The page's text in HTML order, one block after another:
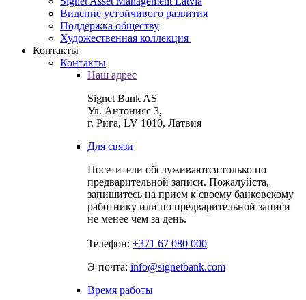
Видение устойчивого развития
Поддержка обществу
Художественная коллекция
Контакты
Контакты
Наш адрес
Signet Bank AS
Ул. Антонияс 3,
г. Рига, LV 1010, Латвия
Для связи
Посетители обслуживаются только по
предварительной записи. Пожалуйста,
запишитесь на прием к своему банковскому
работнику или по предварительной записи
не менее чем за день.
Телефон: +371 67 080 000
Э-почта: info@signetbank.com
Время работы